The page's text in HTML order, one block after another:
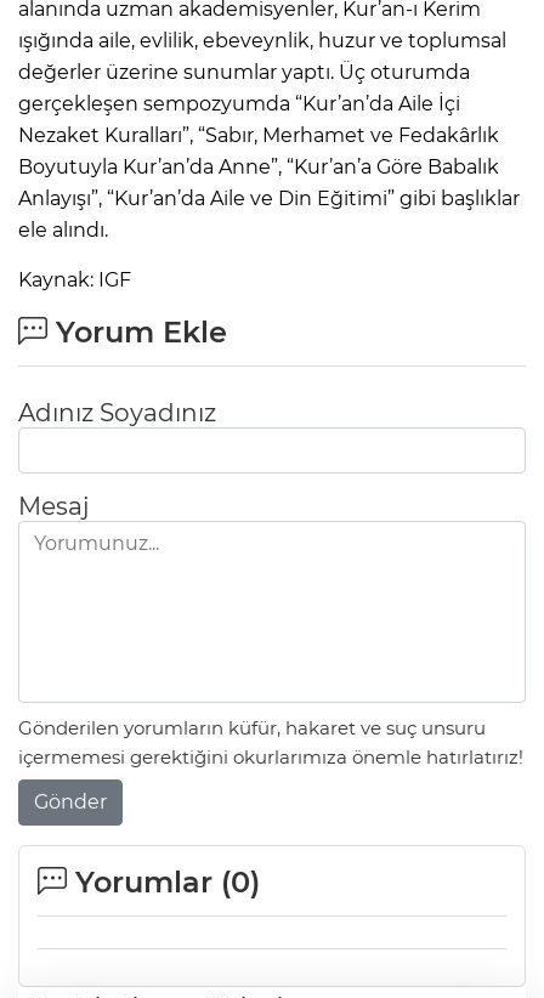
alanında uzman akademisyenler, Kur’an-ı Kerim
ışığında aile, evlilik, ebeveynlik, huzur ve toplumsal
değerler üzerine sunumlar yaptı. Üç oturumda
gerçekleşen sempozyumda “Kur’an’da Aile İçi
Nezaket Kuralları”, “Sabır, Merhamet ve Fedakârlık
Boyutuyla Kur’an’da Anne”, “Kur’an’a Göre Babalık
Anlayışı”, “Kur’an’da Aile ve Din Eğitimi” gibi başlıklar
ele alındı.
Kaynak: IGF
Yorum Ekle
Adınız Soyadınız
Mesaj
Gönderilen yorumların küfür, hakaret ve suç unsuru
içermemesi gerektiğini okurlarımıza önemle hatırlatırız!
Gönder
Yorumlar (0)